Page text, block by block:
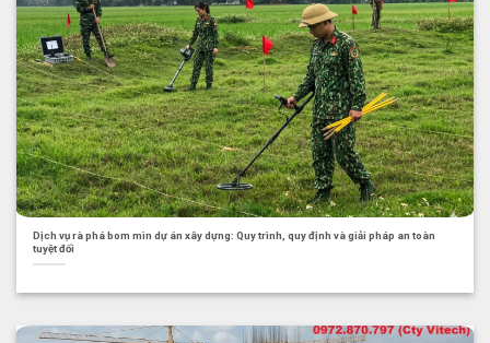
Dịch vụ rà phá bom mìn dự án xây dựng: Quy trình, quy định và giải pháp an toàn
tuyệt đối